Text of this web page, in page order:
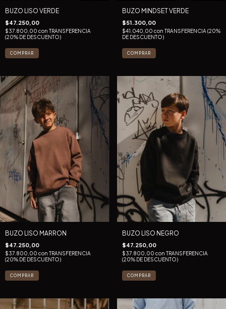
BUZO LISO VERDE
$47.250,00
$37.800,00 con TRANSFERENCIA
(20% DE DESCUENTO)
COMPRAR
BUZO MINDSET VERDE
$51.300,00
$41.040,00 con TRANSFERENCIA (20%
DE DESCUENTO)
COMPRAR
BUZO LISO MARRON
$47.250,00
$37.800,00 con TRANSFERENCIA
(20% DE DESCUENTO)
COMPRAR
BUZO LISO NEGRO
$47.250,00
$37.800,00 con TRANSFERENCIA
(20% DE DESCUENTO)
COMPRAR